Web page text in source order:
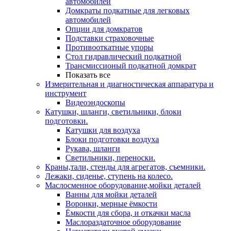
Домкраты подкатные для легковых
автомобилей
Опции для домкратов
Подставки страховочные
Противооткатные упоры
Стол гидравлический подкатной
Трансмиссионый подкатной домкрат
Показать все
Измерительная и диагностическая аппаратура и
инструмент
Видеоэндоскопы
Катушки, шланги, светильники, блоки
подготовки.
Катушки для воздуха
Блоки подготовки воздуха
Рукава, шланги
Светильники, переноски.
Краны,тали, стенды для агрегатов, съемники.
Лежаки, сиденье, ступень на колесо.
Маслосменное оборудование,мойки деталей
Ванны для мойки деталей
Воронки, мерные ёмкости
Ёмкости для сбора, и откачки масла
Маслораздаточное оборудование